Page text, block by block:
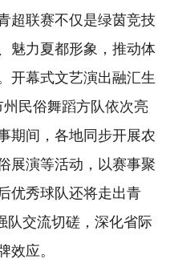
联赛不仅是绿茵竞技
魅力夏都形象，推动体
开幕式文艺演出融汇生
民俗舞蹈方队依次亮
期间，各地同步开展农
展演等活动，以赛事聚
优秀球队还将走出青
队交流切磋，深化省际
效应。